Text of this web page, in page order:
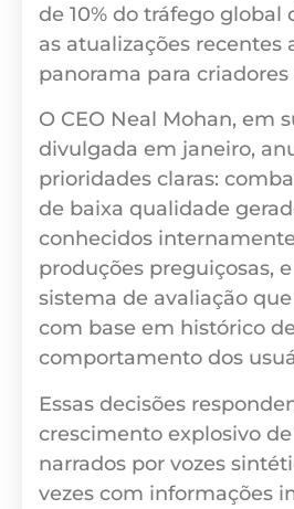
de 10% do tráfego global
as atualizações recentes
panorama para criadores
O CEO Neal Mohan, em
divulgada em janeiro,
prioridades claras:
de baixa qualidade
conhecidos
produções preguiçosas,
sistema de avaliação
com base em histórico
comportamento dos
Essas decisões
crescimento explosivo
narrados por vozes
vezes com informações